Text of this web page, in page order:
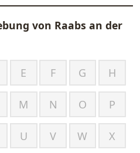
von Raabs an der
E F G H
M N O P
U V W X